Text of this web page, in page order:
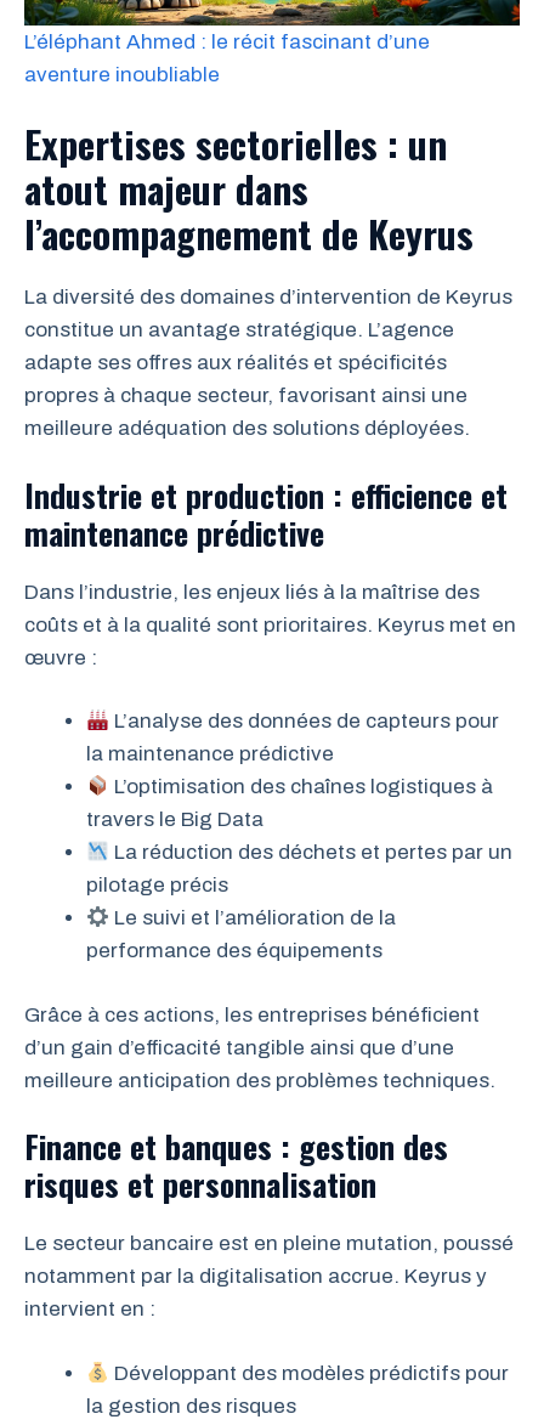
L’éléphant Ahmed : le récit fascinant d’une
aventure inoubliable
Expertises sectorielles : un
atout majeur dans
l’accompagnement de Keyrus
La diversité des domaines d’intervention de Keyrus
constitue un avantage stratégique. L’agence
adapte ses offres aux réalités et spécificités
propres à chaque secteur, favorisant ainsi une
meilleure adéquation des solutions déployées.
Industrie et production : efficience et
maintenance prédictive
Dans l’industrie, les enjeux liés à la maîtrise des
coûts et à la qualité sont prioritaires. Keyrus met en
œuvre :
L’analyse des données de capteurs pour
la maintenance prédictive
L’optimisation des chaînes logistiques à
travers le Big Data
La réduction des déchets et pertes par un
pilotage précis
Le suivi et l’amélioration de la
performance des équipements
Grâce à ces actions, les entreprises bénéficient
d’un gain d’efficacité tangible ainsi que d’une
meilleure anticipation des problèmes techniques.
Finance et banques : gestion des
risques et personnalisation
Le secteur bancaire est en pleine mutation, poussé
notamment par la digitalisation accrue. Keyrus y
intervient en :
Développant des modèles prédictifs pour
la gestion des risques